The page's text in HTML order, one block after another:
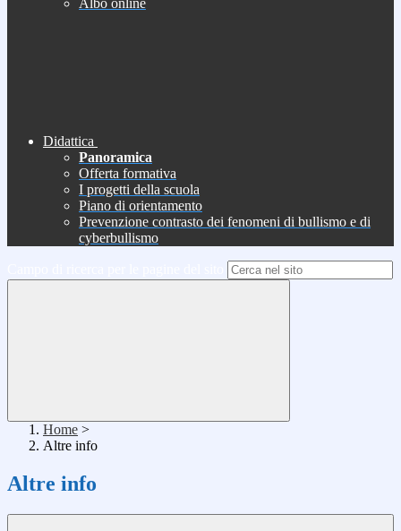
Albo online
Didattica
Panoramica
Offerta formativa
I progetti della scuola
Piano di orientamento
Prevenzione contrasto dei fenomeni di bullismo e di
cyberbullismo
Home >
Altre info
Altre info